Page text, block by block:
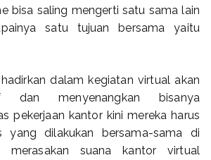
bisa saling mengerti satu sama lain
satu tujuan bersama yaitu
dalam kegiatan virtual akan
dan menyenangkan bisanya
pekerjaan kantor kini mereka harus
yang dilakukan bersama-sama di
suana kantor virtual